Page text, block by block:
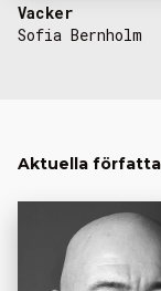
Vacker
Sofia Bernholm
Aktuella